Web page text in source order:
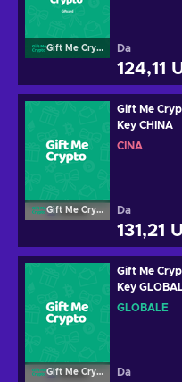
Gift Me Crypto Da
124,11
Gift Me Crypto
Gift Me
Key CHINA
CINA
Da
131,21
Gift Me Crypto
Gift Me
Key
GLOBALE
Da